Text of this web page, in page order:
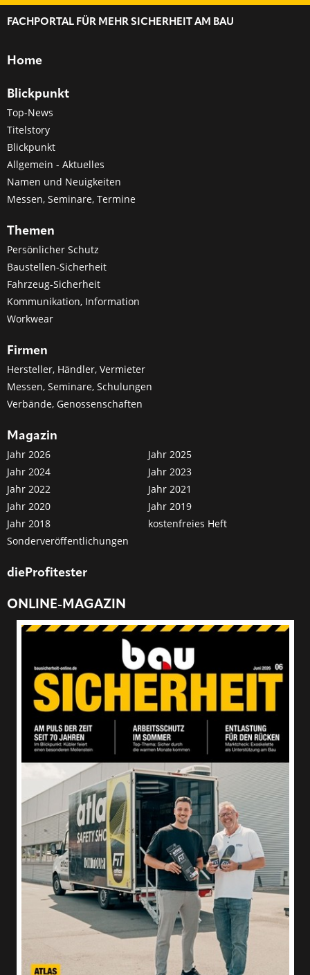
FACHPORTAL FÜR MEHR SICHERHEIT AM BAU
Home
Blickpunkt
Top-News
Titelstory
Blickpunkt
Allgemein - Aktuelles
Namen und Neuigkeiten
Messen, Seminare, Termine
Themen
Persönlicher Schutz
Baustellen-Sicherheit
Fahrzeug-Sicherheit
Kommunikation, Information
Workwear
Firmen
Hersteller, Händler, Vermieter
Messen, Seminare, Schulungen
Verbände, Genossenschaften
Magazin
Jahr 2026
Jahr 2025
Jahr 2024
Jahr 2023
Jahr 2022
Jahr 2021
Jahr 2020
Jahr 2019
Jahr 2018
kostenfreies Heft
Sonderveröffentlichungen
dieProfitester
ONLINE-MAGAZIN